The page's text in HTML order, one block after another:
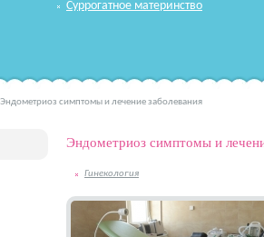
Суррогатное материнство
Эндометриоз симптомы и лечение заболевания
Эндометриоз симптомы и
Гинекология